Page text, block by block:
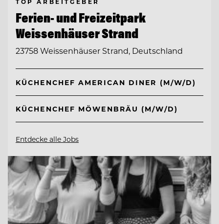
Ferien- und Freizeitpark
Weissenhäuser Strand
23758 Weissenhäuser Strand, Deutschland
KÜCHENCHEF AMERICAN DINER (M/W/D)
KÜCHENCHEF MÖWENBRÄU (M/W/D)
Entdecke alle Jobs